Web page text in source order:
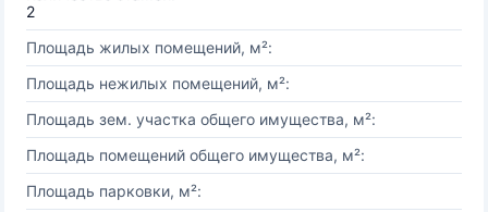
2
Площадь жилых помещений, м²:
Площадь нежилых помещений, м²:
Площадь зем. участка общего имущества, м²:
Площадь помещений общего имущества, м²:
Площадь парковки, м²: